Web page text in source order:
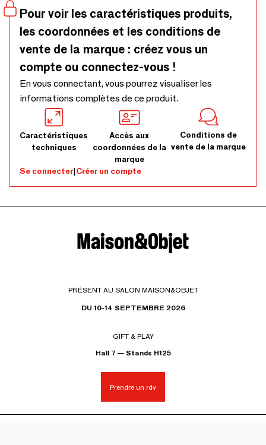
Pour voir les caractéristiques produits,
les coordonnées et les conditions de
vente de la marque : créez vous un
compte ou connectez-vous !
En vous connectant, vous pourrez visualiser les
informations complètes de ce produit.
Caractéristiques
techniques
Accès aux
coordonnées de la
marque
Conditions de
vente de la marque
Se connecter|Créer un compte
PRÉSENT AU SALON MAISON&OBJET
DU 10-14 SEPTEMBRE 2026
GIFT & PLAY
Hall 7 — Stands H125
Prendre un rdv